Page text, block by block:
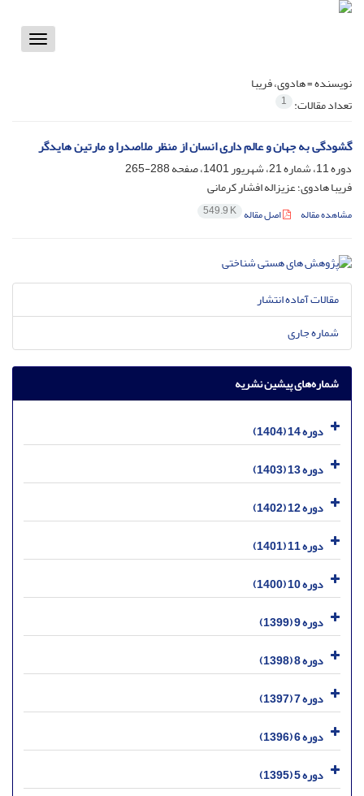
Toggle
نویسنده =هادوی، فریبا
تعداد مقالات: 1
گشودگی به جهان و عالم داری انسان از منظر ملاصدرا و مارتین هایدگر
دوره 11، شماره 21، شهریور 1401، صفحه
288-265
فریبا هادوی؛ عزیزاله افشار کرمانی
مشاهده مقاله اصل مقاله 549.9 K
مقالات آماده انتشار
شماره جاری
شماره‌های پیشین نشریه
دوره 14 (1404)
دوره 13 (1403)
دوره 12 (1402)
دوره 11 (1401)
دوره 10 (1400)
دوره 9 (1399)
دوره 8 (1398)
دوره 7 (1397)
دوره 6 (1396)
دوره 5 (1395)